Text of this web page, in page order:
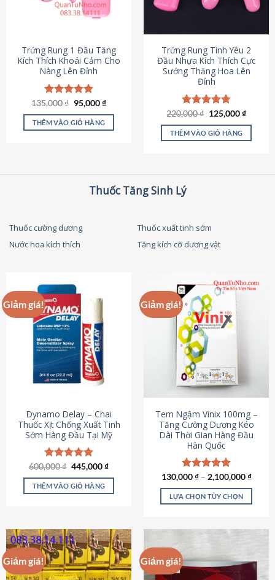
chọn
được
chọn
trên
trang
sản
phẩm
Trứng Rung 1 Đầu Tăng
Kích Thích Khoái Cảm Cho
Nàng Lên Đỉnh
Được xếp
hạng4.87
5 sao
135,000₫ Giá
gốc
là:
135,000 ₫.
95,000₫Giá
tại
THÊM VÀO GIỎ HÀNG
Trứng Rung Tình Yêu 2
Đầu Nhựa Kích Thích Cực
Sướng Thăng Hoa Lên
Đỉnh
Được xếp
hạng4.79
5 sao
220,000₫ Giá
là:
220,000 ₫.
125,000₫Giá
tại
THÊM VÀO GIỎ HÀNG
Thuốc Tăng Sinh Lý
Thuốc cường dương
Thuốc xuất tinh sớm
Nước hoa kích thích
Tăng kích cỡ dương vật
Giảm giá!
Dynamo Delay – Chai
Thuốc Xịt Chống Xuất Tinh
Sớm Hàng Đầu Tại Mỹ
Được xếp
hạng5.00
5 sao
600,000₫ Giá
là:
600,000 ₫.
445,000₫Giá
tại
THÊM VÀO GIỎ HÀNG
Giảm giá!
Tem Ngậm Vinix 100mg –
Tăng Cường Dương Kéo
Dài Thời Gian Hàng Đầu
Hàn Quốc
Được xếp
hạng5.00
5 sao
130,000₫– 2,100,000₫
LỰA CHỌN TÙY CHỌN
nhiều
biến
Giảm giá! Giảm giá!